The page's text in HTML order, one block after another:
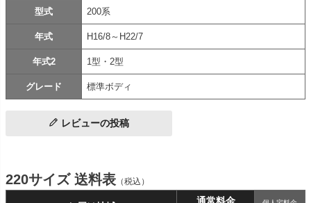
型式 200系
年式 H16/8～H22/7
年式2 1型・2型
グレード 標準ボディ
レビューの投稿
220サイズ 送料表 （税込）